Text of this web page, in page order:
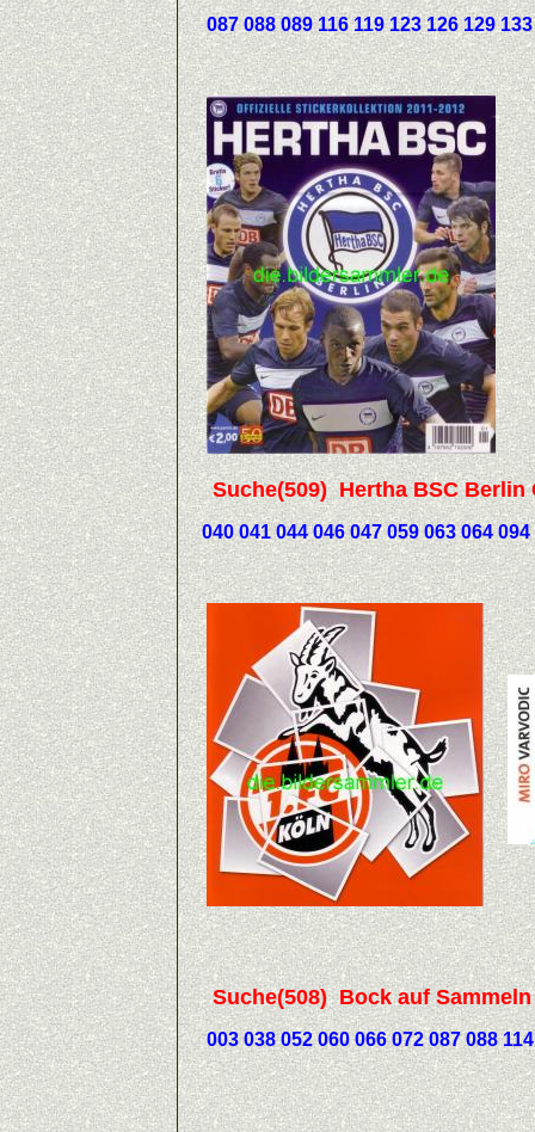
087 088 089 116 119 123 126 129 133
Suche(509) Hertha BSC Berlin
040 041 044 046 047 059 063 064 094
Suche(508) Bock auf Sammeln
003 038 052 060 066 072 087 088 114